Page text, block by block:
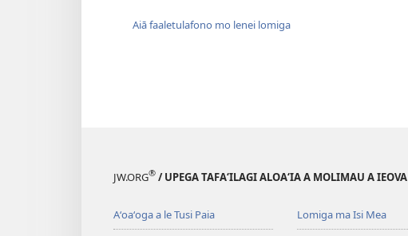
Aiā faaletulafono mo lenei lomiga
JW.ORG® / UPEGA TAFA‘ILAGI ALOA‘IA A MOLIMAU A IEOVA
Aʻoaʻoga a le Tusi Paia Lomiga ma Isi Mea